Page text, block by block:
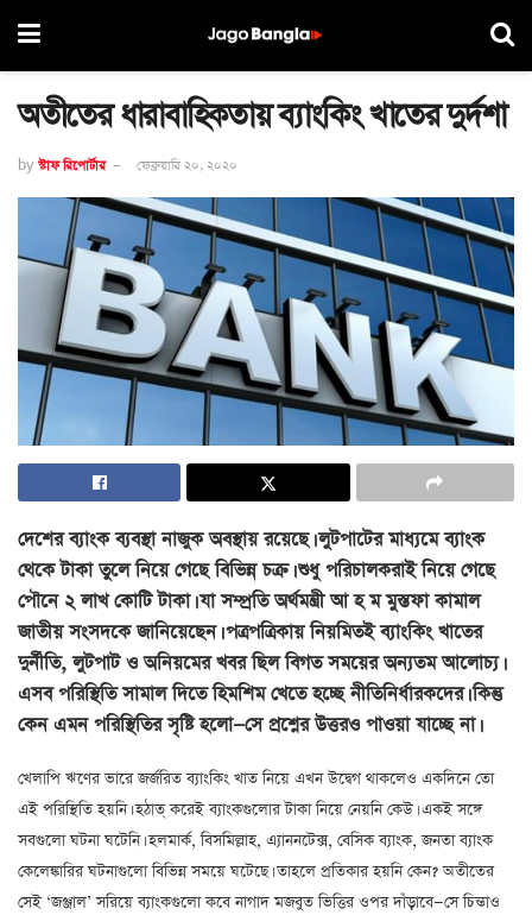
অতীতের ধারাবাহিকতায় ব্যাংকিং খাতের দুর্দশা
by স্টাফ রিপোর্টার ফেব্রুয়ারি ২০, ২০২০
দেশের ব্যাংক ব্যবস্থা নাজুক অবস্থায় রয়েছে। লুটপাটের মাধ্যমে ব্যাংক
থেকে টাকা তুলে নিয়ে গেছে বিভিন্ন চক্র। শুধু পরিচালকরাই নিয়ে গেছে
পৌনে ২ লাখ কোটি টাকা। যা সম্প্রতি অর্থমন্ত্রী আ হ ম মুস্তফা কামাল
জাতীয় সংসদকে জানিয়েছেন। পত্রপত্রিকায় নিয়মিতই ব্যাংকিং খাতের
দুর্নীতি, লুটপাট ও অনিয়মের খবর ছিল বিগত সময়ের অন্যতম আলোচ্য।
এসব পরিস্থিতি সামাল দিতে হিমশিম খেতে হচ্ছে নীতিনির্ধারকদের। কিন্তু
কেন এমন পরিস্থিতির সৃষ্টি হলো—সে প্রশ্নের উত্তরও পাওয়া যাচ্ছে না।
খেলাপি ঋণের ভারে জর্জরিত ব্যাংকিং খাত নিয়ে এখন উদ্বেগ থাকলেও একদিনে তো
এই পরিস্থিতি হয়নি। হঠাত্ করেই ব্যাংকগুলোর টাকা নিয়ে নেয়নি কেউ। একই সঙ্গে
সবগুলো ঘটনা ঘটেনি। হলমার্ক, বিসমিল্লাহ, এ্যাননটেক্স, বেসিক ব্যাংক, জনতা ব্যাংক
কেলেঙ্কারির ঘটনাগুলো বিভিন্ন সময়ে ঘটেছে। তাহলে প্রতিকার হয়নি কেন? অতীতের
সেই ‘জঞ্জাল’ সরিয়ে ব্যাংকগুলো কবে নাগাদ মজবুত ভিত্তির ওপর দাঁড়াবে—সে চিন্তাও